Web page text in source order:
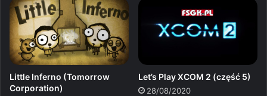
Little Inferno (Tomorrow
Corporation)
Let’s Play XCOM 2 (część 5)
28/08/2020